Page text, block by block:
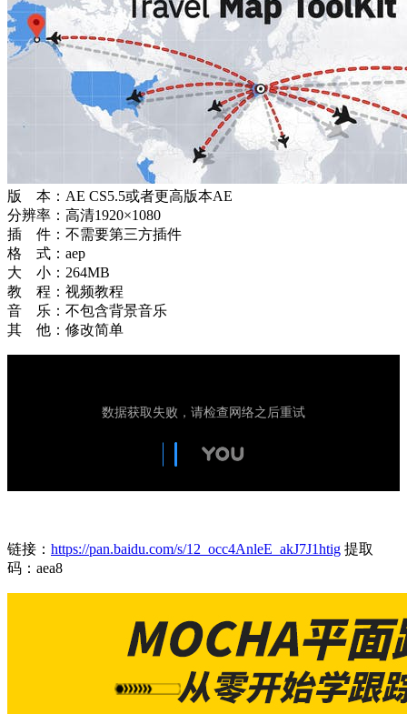
版 本：AE CS5.5或者更高版本AE
分辨率：高清1920×1080
插 件：不需要第三方插件
格 式：aep
大 小：264MB
教 程：视频教程
音 乐：不包含背景音乐
其 他：修改简单
链接： https://pan.baidu.com/s/12_occ4AnleE_akJ7J1htig 提取
码：aea8